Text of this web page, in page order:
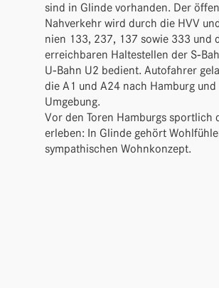
sind in Glinde vorhanden. Der
Nahver­kehr wird durch die HVV
nien 133, 237, 137 sowie 333 und
erreich­baren Halte­stellen der
U‑Bahn U2 bedient. Auto­fahrer
die A1 und A24 nach Hamburg und
Umgebung.
Vor den Toren Hamburgs sport­lich
erleben: In Glinde gehört
sympa­thi­schen Wohnkonzept.